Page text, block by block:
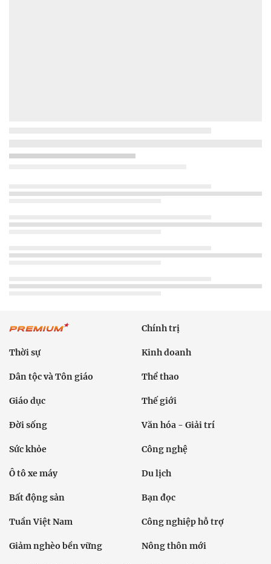
Chính trị
Thời sự Kinh doanh
Dân tộc và Tôn giáo Thể thao
Giáo dục Thế giới
Đời sống Văn hóa - Giải trí
Sức khỏe Công nghệ
Ô tô xe máy Du lịch
Bất động sản Bạn đọc
Tuần Việt Nam Công nghiệp hỗ trợ
Giảm nghèo bền vững Nông thôn mới